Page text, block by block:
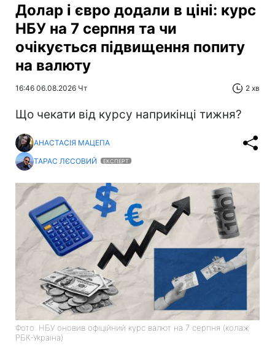
Долар і євро додали в ціні: курс
НБУ на 7 серпня та чи
очікується підвищення попиту
на валюту
16:46 06.08.2026 Чт 2 хв
Що чекати від курсу наприкінці тижня?
АНАСТАСІЯ МАЦЕПА
ТАРАС ЛЄСОВИЙ
ЕКСПЕРТ
Фото: НБУ оновив офіційний курс валют на 7 серпня (колаж
РБК-Україна)